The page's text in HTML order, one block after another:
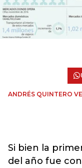
ANDRÉS QUINTERO
Si bien la
del año fue